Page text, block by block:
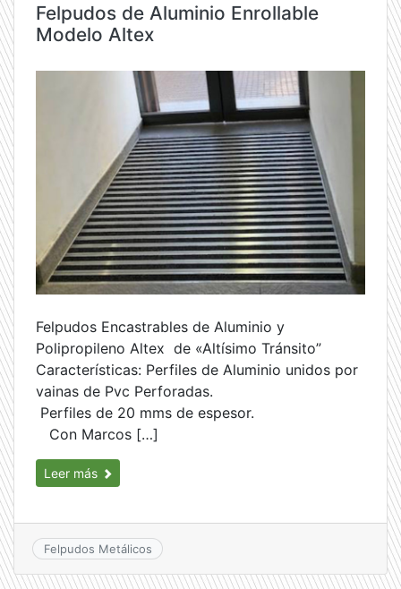
Felpudos de Aluminio Enrollable
Modelo Altex
Felpudos Encastrables de Aluminio y
Polipropileno Altex de «Altísimo Tránsito”
Características: Perfiles de Aluminio unidos por
vainas de Pvc Perforadas.
Perfiles de 20 mms de espesor.
Con Marcos […]
Leer más
Felpudos Metálicos